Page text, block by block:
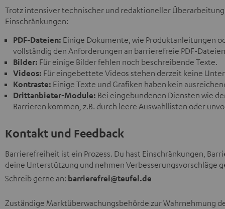
Trotz intensiver technischer und redaktioneller
Einschränkungen:
PDF-Dateien: Einige Dokumente, wie Produktanleitungen
vollständig den Anforderungen an barrierefreie PDF-
Bilder: Für einige Bilder fehlen noch beschreibende Texte.
Videos: Für eingebettete Videos stehen derzeit keine
Kontraste: Einige Texte und Grafiken haben kein
Drittanbieter-Module: Bei eingebundenen Diensten wie
Barrieren kommen, z.B. durch leere Auswahllisten oder
Kontakt und Feedback
Barrierefreiheit ist ein Prozess. Du hast Einschränkungen,
deine Unterstützung und nehmen Verbesserungsvorschläge
Schreib gerne an: barrierefrei@teufel.de
Zuständige Marktüberwachungsbehörde zur Wahrnehmung